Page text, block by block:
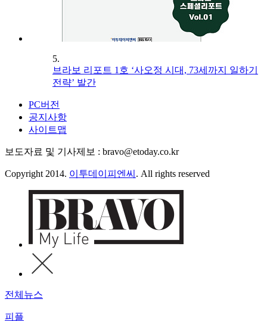
5.
브라보 리포트 1호 ‘사오정 시대, 73세까지 일하기
전략’ 발간
PC버전
공지사항
사이트맵
보도자료 및 기사제보 : bravo@etoday.co.kr
Copyright 2014. 이투데이피엔씨 . All rights reserved
전체뉴스
피플